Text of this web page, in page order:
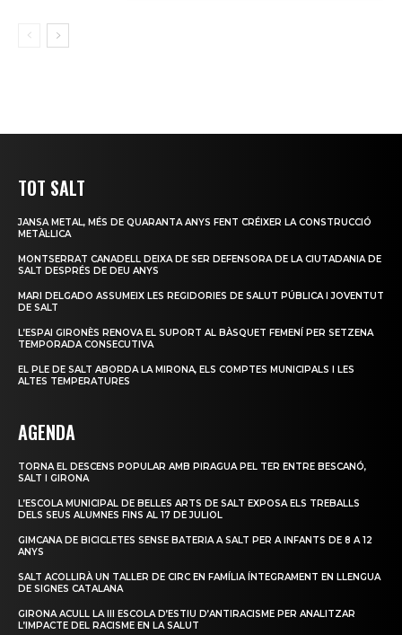
TOT SALT
JANSA METAL, MÉS DE QUARANTA ANYS FENT CRÉIXER LA CONSTRUCCIÓ
METÀL·LICA
MONTSERRAT CANADELL DEIXA DE SER DEFENSORA DE LA CIUTADANIA DE
SALT DESPRÉS DE DEU ANYS
MARI DELGADO ASSUMEIX LES REGIDORIES DE SALUT PÚBLICA I JOVENTUT
DE SALT
L’ESPAI GIRONÈS RENOVA EL SUPORT AL BÀSQUET FEMENÍ PER SETZENA
TEMPORADA CONSECUTIVA
EL PLE DE SALT ABORDA LA MIRONA, ELS COMPTES MUNICIPALS I LES
ALTES TEMPERATURES
AGENDA
TORNA EL DESCENS POPULAR AMB PIRAGUA PEL TER ENTRE BESCANÓ,
SALT I GIRONA
L’ESCOLA MUNICIPAL DE BELLES ARTS DE SALT EXPOSA ELS TREBALLS
DELS SEUS ALUMNES FINS AL 17 DE JULIOL
GIMCANA DE BICICLETES SENSE BATERIA A SALT PER A INFANTS DE 8 A 12
ANYS
SALT ACOLLIRÀ UN TALLER DE CIRC EN FAMÍLIA ÍNTEGRAMENT EN LLENGUA
DE SIGNES CATALANA
GIRONA ACULL LA III ESCOLA D’ESTIU D’ANTIRACISME PER ANALITZAR
L’IMPACTE DEL RACISME EN LA SALUT